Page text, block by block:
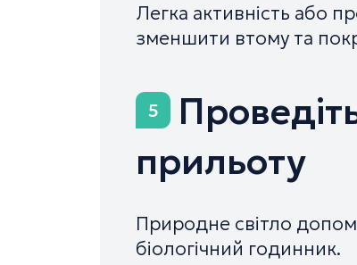
Легка активність або
зменшити втому та
5
прильоту
Природне світло
біологічний годинник.